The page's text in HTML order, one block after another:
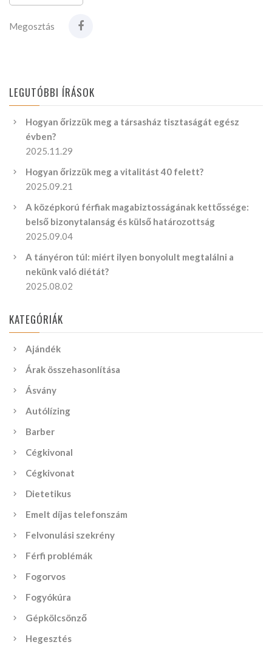
Megosztás
LEGUTÓBBI ÍRÁSOK
Hogyan őrizzük meg a társasház tisztaságát egész
évben?
2025.11.29
Hogyan őrizzük meg a vitalitást 40 felett?
2025.09.21
A középkorú férfiak magabiztosságának kettőssége:
belső bizonytalanság és külső határozottság
2025.09.04
A tányéron túl: miért ilyen bonyolult megtalálni a
nekünk való diétát?
2025.08.02
KATEGÓRIÁK
Ajándék
Árak összehasonlítása
Ásvány
Autólízing
Barber
Cégkivonal
Cégkivonat
Dietetikus
Emelt díjas telefonszám
Felvonulási szekrény
Férfi problémák
Fogorvos
Fogyókúra
Gépkölcsönző
Hegesztés